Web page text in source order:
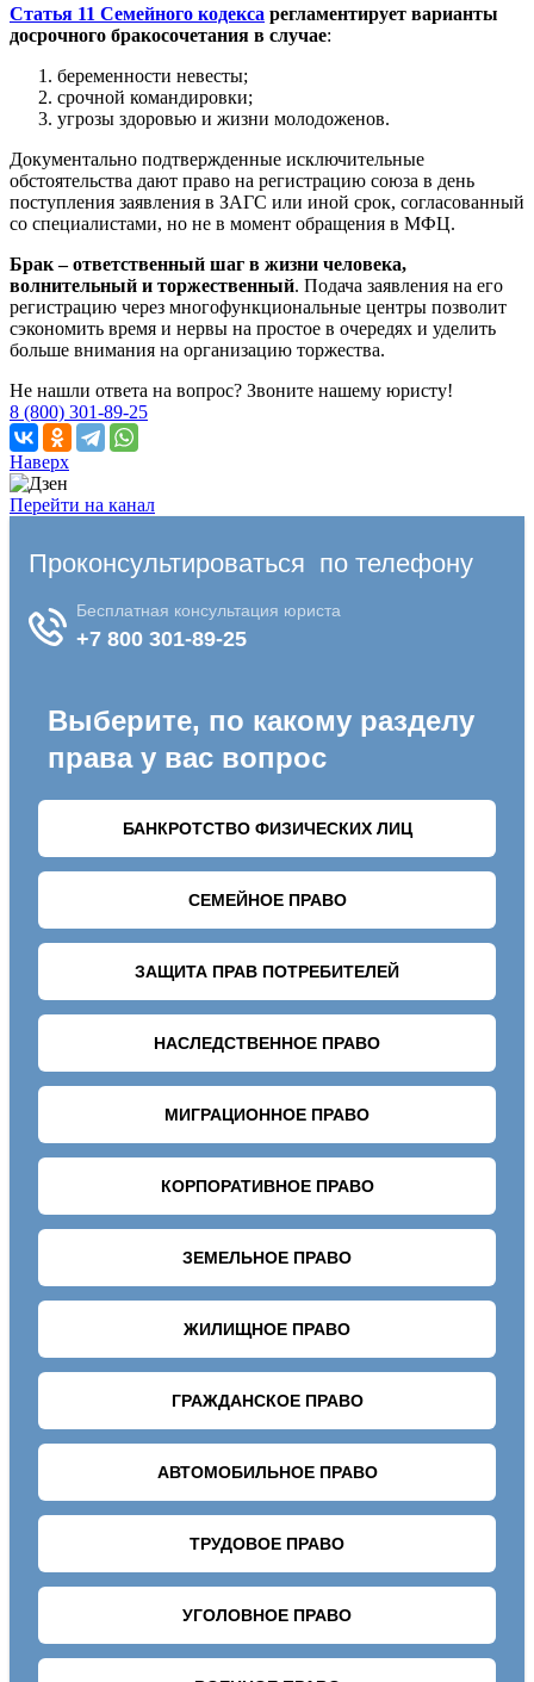
Статья 11 Семейного кодекса регламентирует варианты
досрочного бракосочетания в случае:
беременности невесты;
срочной командировки;
угрозы здоровью и жизни молодоженов.
Документально подтвержденные исключительные
обстоятельства дают право на регистрацию союза в день
поступления заявления в ЗАГС или иной срок, согласованный
со специалистами, но не в момент обращения в МФЦ.
Брак – ответственный шаг в жизни человека,
волнительный и торжественный. Подача заявления на его
регистрацию через многофункциональные центры позволит
сэкономить время и нервы на простое в очередях и уделить
больше внимания на организацию торжества.
Не нашли ответа на вопрос? Звоните нашему юристу!
8 (800) 301-89-25
Наверх
Перейти на канал